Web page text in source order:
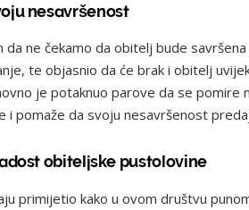
nesavršenost
ne čekamo da obitelj bude
te objasnio da će brak i obitelj
je potaknuo parove da se pomire
i pomaže da svoju nesavršenost
obiteljske pustolovine
primijetio kako u ovom društvu